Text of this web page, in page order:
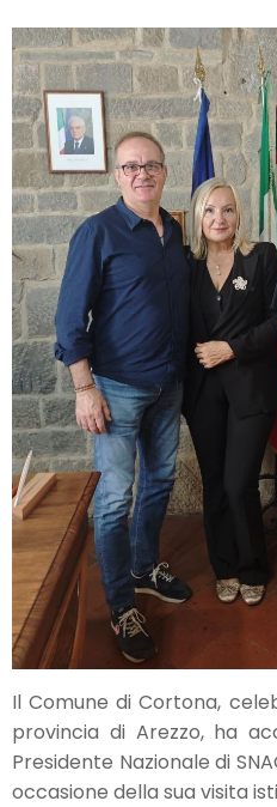
Il Comune di Cortona,
provincia di Arezzo, ha
Presidente Nazionale di
occasione della sua visita